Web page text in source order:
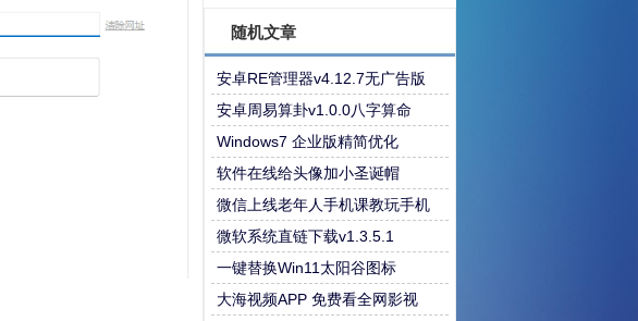
随机文章
安卓RE管理器v4.12.7无广告版
安卓周易算卦v1.0.0八字算命
Windows7 企业版精简优化
软件在线给头像加小圣诞帽
微信上线老年人手机课教玩手机
微软系统直链下载v1.3.5.1
一键替换Win11太阳谷图标
大海视频APP 免费看全网影视